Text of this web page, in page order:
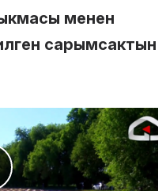
менен
сарымсактын